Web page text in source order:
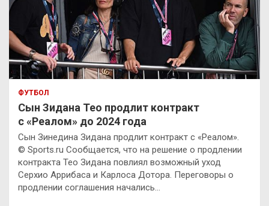
ФУТБОЛ
Сын Зидана Тео продлит контракт
с «Реалом» до 2024 года
Сын Зинедина Зидана продлит контракт с «Реалом».
© Sports.ru Сообщается, что на решение о продлении
контракта Тео Зидана повлиял возможный уход
Серхио Аррибаса и Карлоса Дотора. Переговоры о
продлении соглашения начались…